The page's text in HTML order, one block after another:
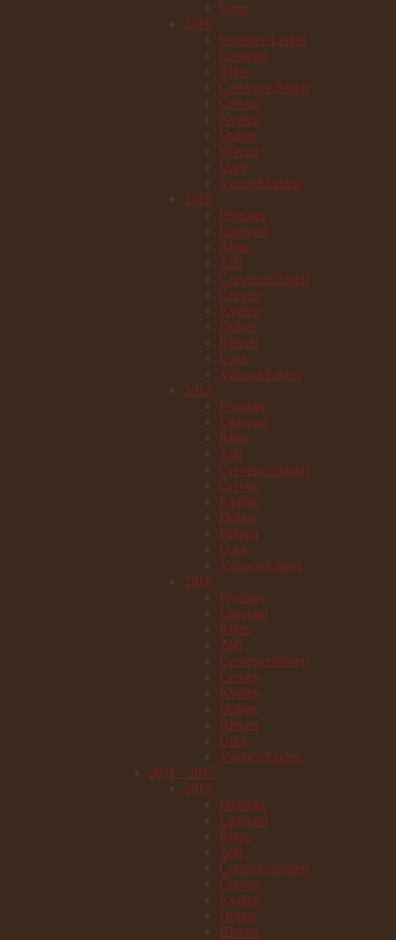
Únor
2019
Prosinec/Leden
Listopad
Říjen
Červenec/Srpen
Červen
Květen
Duben
Březen
Únor
Vánoce/Leden
2018
Prosinec
Listopad
Říjen
Září
Červenec/Srpen
Červen
Květen
Duben
Březen
Únor
Vánoce/Leden
2017
Prosinec
Listopad
Říjen
Září
Červenec/Srpen
Červen
Květen
Duben
Březen
Únor
Vánoce/Leden
2016
Prosinec
Listopad
Říjen
Září
Červenec/Srpen
Červen
Květen
Duben
Březen
Únor
Vánoce/Leden
2011 - 2015
2015
Prosinec
Listopad
Říjen
Září
Červenec/Srpen
Červen
Květen
Duben
Březen